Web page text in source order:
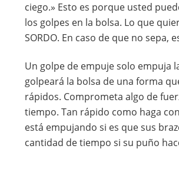
ciego.» Esto es porque usted
los golpes en la bolsa. Lo que
SORDO. En caso de que no
Un golpe de empuje solo empuja
golpeará la bolsa de una forma
rápidos. Comprometa algo de
tiempo. Tan rápido como haga
está empujando si es que sus
cantidad de tiempo si su puño